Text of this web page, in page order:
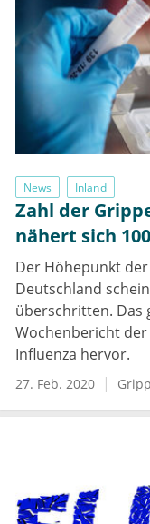
News Inland
Zahl der
nähert sich
Der Höhepunkt
Deutschland
überschritten. Das
Wochenbericht
Influenza hervor.
27. Feb. 2020